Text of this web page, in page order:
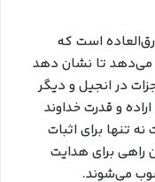
است که
می‌دهد تا نشان دهد
در انجیل و دیگر
و قدرت خداوند
تنها برای اثبات
راهی برای هدایت
می‌شوند.